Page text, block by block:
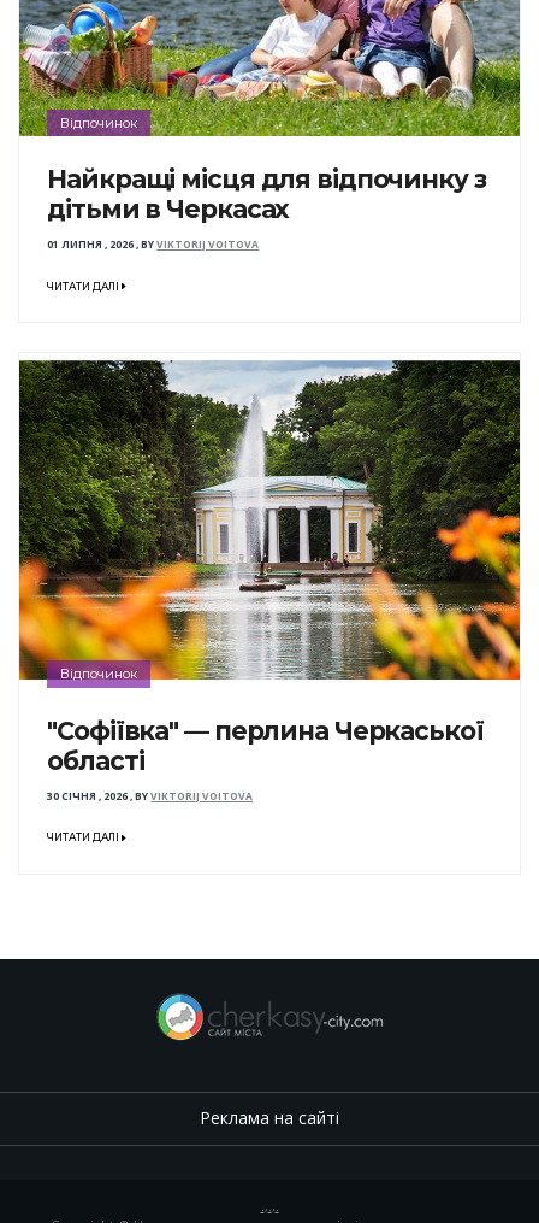
Відпочинок
Найкращі місця для відпочинку з
дітьми в Черкасах
01 ЛИПНЯ , 2026,BYVIKTORIJ VOITOVA
ЧИТАТИ ДАЛІ
Відпочинок
"Софіївка" — перлина Черкаської
області
30 СІЧНЯ , 2026,BYVIKTORIJ VOITOVA
ЧИТАТИ ДАЛІ
Реклама на сайті
.,.,.